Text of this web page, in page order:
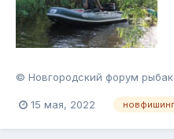
© Новгородский форум
15 мая, 2022 новфишинг